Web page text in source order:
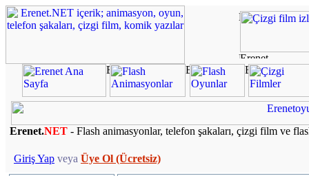
Erenet.NET - Flash animasyonlar, telefon şakaları, çizgi film ve
Giriş Yap veya Üye Ol (Ücretsiz)